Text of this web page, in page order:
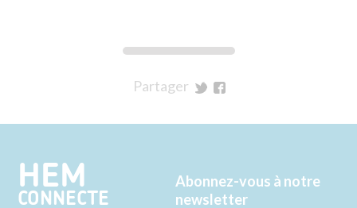
Partager
Twitter
Facebook
HEM
CONNECTE
Abonnez-vous à notre
newsletter